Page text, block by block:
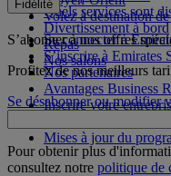
Volez à destination
Quels services sont
Divertissement à bord
Repas
Nos salons
Fidélité
Se connecter à
S’inscrire à Emirates
Nos partenaires
Avantages Business
Inscrire votre
Règles du
Mises à jour du
S’abonner à nos offres
Profitez de nos meilleurs
Se désabonner ou modifier
Pour obtenir plus
consultez notre politique de